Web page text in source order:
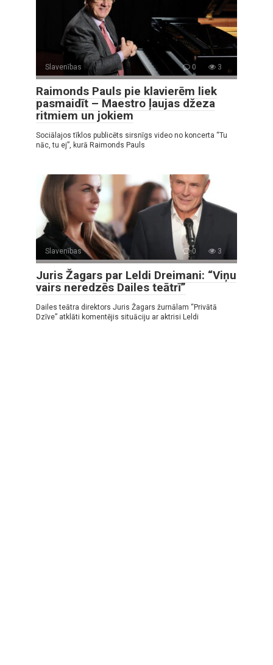
Slavenības 0 3
Raimonds Pauls pie klavierēm liek
pasmaidīt – Maestro ļaujas džeza
ritmiem un jokiem
Sociālajos tīklos publicēts sirsnīgs video no koncerta “Tu
nāc, tu ej”, kurā Raimonds Pauls
Slavenības 0 3
Juris Žagars par Leldi Dreimani: “Viņu
vairs neredzēs Dailes teātrī”
Dailes teātra direktors Juris Žagars žurnālam “Privātā
Dzīve” atklāti komentējis situāciju ar aktrisi Leldi